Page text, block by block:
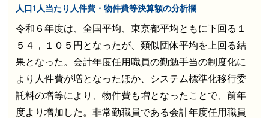
人口1人当たり人件費・物件費等決算額の分析欄
令和６年度は、全国平均、東京都平均ともに下回る１
５４，１０５円となったが、類似団体平均を上回る結
果となった。会計年度任用職員の勤勉手当の制度化に
より人件費が増となったほか、システム標準化移行委
託料の増等により、物件費も増となったことで、前年
度より増加した。非常勤職員である会計年度任用職員